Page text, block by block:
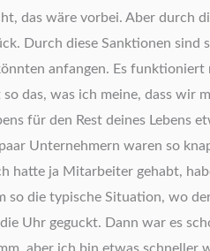
das wäre vorbei. Aber durch
Durch diese Sanktionen sind
anfangen. Es
das, was ich meine, dass
für den Rest deines Lebens
Unternehmern waren so
ja Mitarbeiter gehabt,
die typische Situation, wo
Uhr geguckt. Dann war es